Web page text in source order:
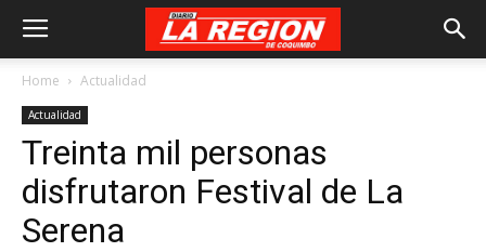
Home Actualidad
Actualidad
Treinta mil personas
disfrutaron Festival de La
Serena